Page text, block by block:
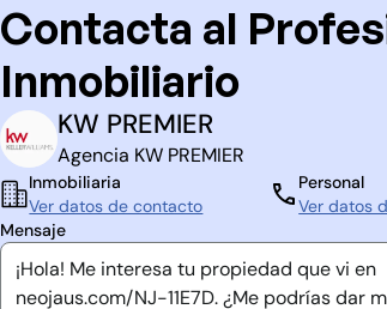
Contacta al
Inmobiliario
K KW PREMIER
Agencia KW PREMIER
Inmobiliaria
Ver datos de contacto
Personal
Ver datos
Mensaje